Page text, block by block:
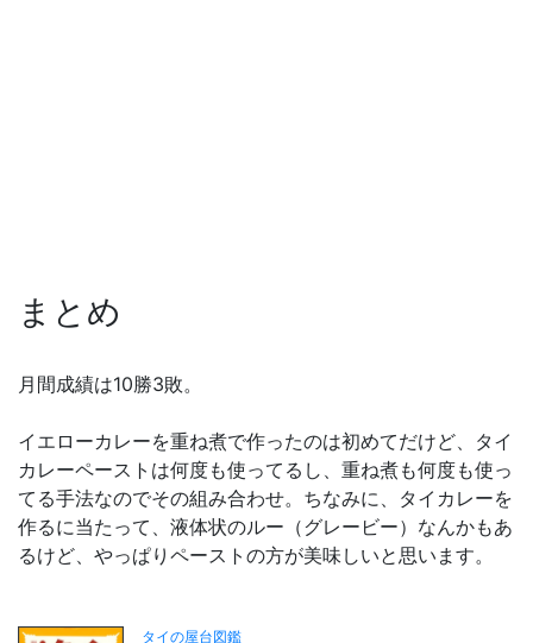
まとめ
月間成績は10勝3敗。
イエローカレーを重ね煮で作ったのは初めてだけど、タイ
カレーペーストは何度も使ってるし、重ね煮も何度も使っ
てる手法なのでその組み合わせ。ちなみに、タイカレーを
作るに当たって、液体状のルー（グレービー）なんかもあ
るけど、やっぱりペーストの方が美味しいと思います。